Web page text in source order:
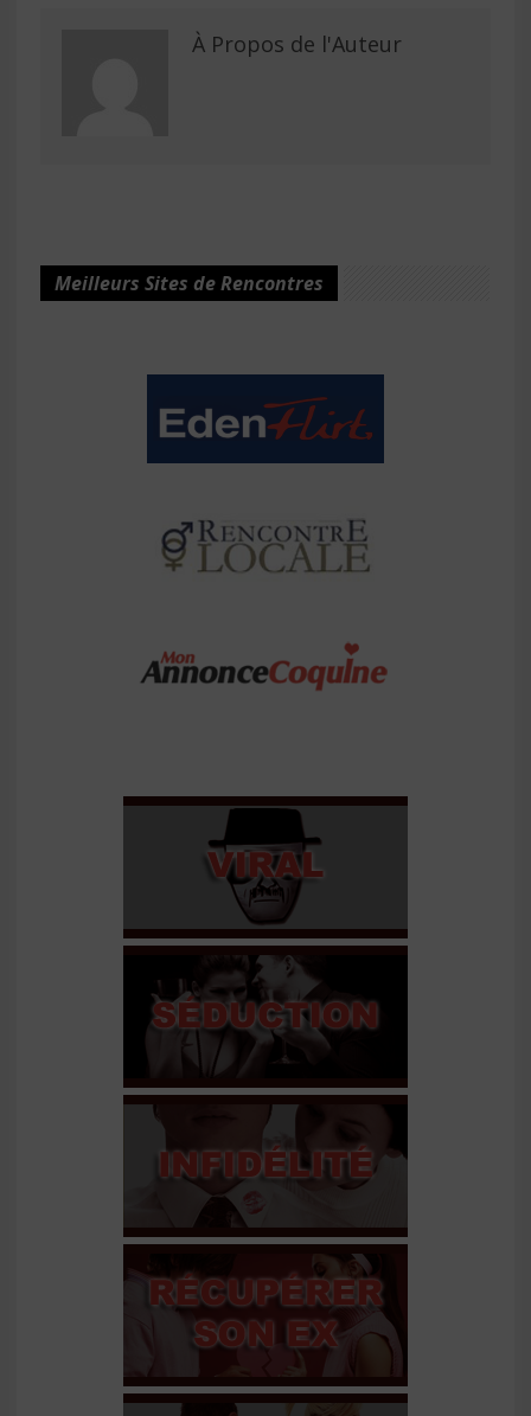
À Propos de l'Auteur
Meilleurs Sites de Rencontres